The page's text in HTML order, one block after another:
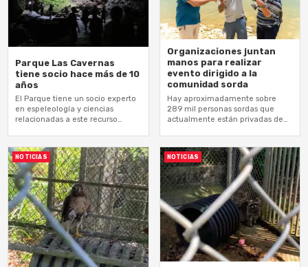
Parque Las Cavernas
tiene socio hace más de 10
años
El Parque tiene un socio experto
en espeleología y ciencias
relacionadas a este recurso
Organizaciones juntan
manos para realizar
evento dirigido a la
comunidad sorda
Hay aproximadamente sobre
289 mil personas sordas que
actualmente están privadas de
intérpretes en actividades…
NOTICIAS NOTICIAS